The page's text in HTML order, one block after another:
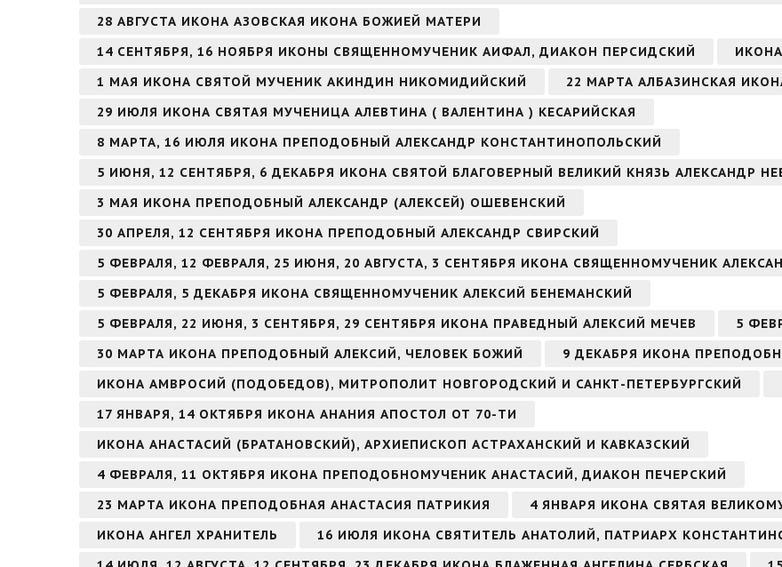
28 АВГУСТА ИКОНА АЗОВСКАЯ ИКОНА БОЖИЕЙ МАТЕРИ
14 СЕНТЯБРЯ, 16 НОЯБРЯ ИКОНЫ СВЯЩЕННОМУЧЕНИК АИФАЛ, ДИАКОН ПЕРСИДСКИЙ
1 МАЯ ИКОНА СВЯТОЙ МУЧЕНИК АКИНДИН НИКОМИДИЙСКИЙ
22 МАРТА АЛБАЗИНСКАЯ
29 ИЮЛЯ ИКОНА СВЯТАЯ МУЧЕНИЦА АЛЕВТИНА ( ВАЛЕНТИНА ) КЕСАРИЙСКАЯ
8 МАРТА, 16 ИЮЛЯ ИКОНА ПРЕПОДОБНЫЙ АЛЕКСАНДР КОНСТАНТИНОПОЛЬСКИЙ
5 ИЮНЯ, 12 СЕНТЯБРЯ, 6 ДЕКАБРЯ ИКОНА СВЯТОЙ БЛАГОВЕРНЫЙ ВЕЛИКИЙ КНЯЗЬ АЛЕКСАНДР
3 МАЯ ИКОНА ПРЕПОДОБНЫЙ АЛЕКСАНДР (АЛЕКСЕЙ) ОШЕВЕНСКИЙ
30 АПРЕЛЯ, 12 СЕНТЯБРЯ ИКОНА ПРЕПОДОБНЫЙ АЛЕКСАНДР СВИРСКИЙ
5 ФЕВРАЛЯ, 12 ФЕВРАЛЯ, 25 ИЮНЯ, 20 АВГУСТА, 3 СЕНТЯБРЯ ИКОНА СВЯЩЕННОМУЧЕНИК
5 ФЕВРАЛЯ, 5 ДЕКАБРЯ ИКОНА СВЯЩЕННОМУЧЕНИК АЛЕКСИЙ БЕНЕМАНСКИЙ
5 ФЕВРАЛЯ, 22 ИЮНЯ, 3 СЕНТЯБРЯ, 29 СЕНТЯБРЯ ИКОНА ПРАВЕДНЫЙ АЛЕКСИЙ МЕЧЕВ
5
30 МАРТА ИКОНА ПРЕПОДОБНЫЙ АЛЕКСИЙ, ЧЕЛОВЕК БОЖИЙ
9 ДЕКАБРЯ ИКОНА
ИКОНА АМВРОСИЙ (ПОДОБЕДОВ), МИТРОПОЛИТ НОВГОРОДСКИЙ И САНКТ-ПЕТЕРБУРГСКИЙ
17 ЯНВАРЯ, 14 ОКТЯБРЯ ИКОНА АНАНИЯ АПОСТОЛ ОТ 70-ТИ
ИКОНА АНАСТАСИЙ (БРАТАНОВСКИЙ), АРХИЕПИСКОП АСТРАХАНСКИЙ И КАВКАЗСКИЙ
4 ФЕВРАЛЯ, 11 ОКТЯБРЯ ИКОНА ПРЕПОДОБНОМУЧЕНИК АНАСТАСИЙ, ДИАКОН ПЕЧЕРСКИЙ
23 МАРТА ИКОНА ПРЕПОДОБНАЯ АНАСТАСИЯ ПАТРИКИЯ
4 ЯНВАРЯ ИКОНА СВЯТАЯ
ИКОНА АНГЕЛ ХРАНИТЕЛЬ
16 ИЮЛЯ ИКОНА СВЯТИТЕЛЬ АНАТОЛИЙ, ПАТРИАРХ